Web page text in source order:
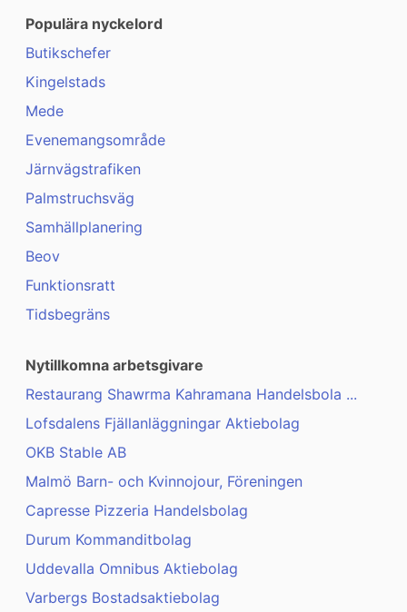
Populära nyckelord
Butikschefer
Kingelstads
Mede
Evenemangsområde
Järnvägstrafiken
Palmstruchsväg
Samhällplanering
Beov
Funktionsratt
Tidsbegräns
Nytillkomna arbetsgivare
Restaurang Shawrma Kahramana Handelsbola ...
Lofsdalens Fjällanläggningar Aktiebolag
OKB Stable AB
Malmö Barn- och Kvinnojour, Föreningen
Capresse Pizzeria Handelsbolag
Durum Kommanditbolag
Uddevalla Omnibus Aktiebolag
Varbergs Bostadsaktiebolag